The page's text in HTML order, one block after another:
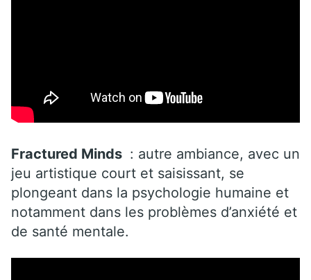
Fractured Minds : autre ambiance, avec un
jeu artistique court et saisissant, se
plongeant dans la psychologie humaine et
notamment dans les problèmes d’anxiété et
de santé mentale.